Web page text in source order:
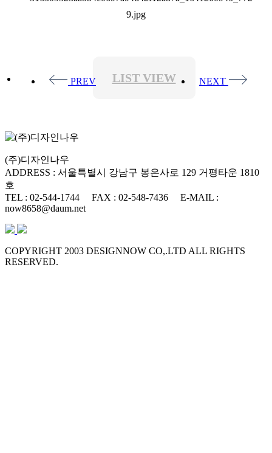
PREV LIST VIEW NEXT
(주)디자인나우
ADDRESS : 서울특별시 강남구 봉은사로 129 거평타운 1810
호
TEL : 02-544-1744
FAX : 02-548-7436
E-MAIL :
now8658@daum.net
COPYRIGHT 2003 DESIGNNOW CO,.LTD ALL RIGHTS
RESERVED.